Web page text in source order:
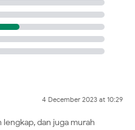
4 December 2023 at 10:29
dan juga murah